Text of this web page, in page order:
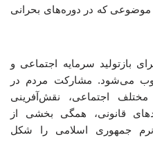
که در دوره‌های بحرانی
بازتولید سرمایه اجتماعی و
می‌شود. مشارکت مردم در
اجتماعی، نقش‌آفرینی
قانونی، همگی بخشی از
جمهوری اسلامی را شکل